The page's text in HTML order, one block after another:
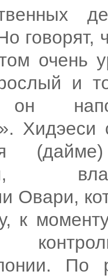
говорят,
очень
и
Хидэеси
Овари,
к
По